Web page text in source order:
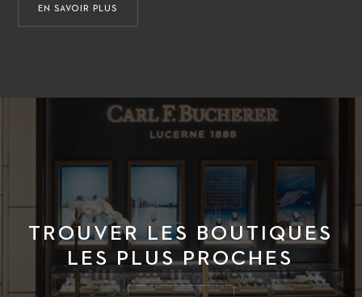
EN SAVOIR PLUS
TROUVER LES BOUTIQUES
LES PLUS PROCHES